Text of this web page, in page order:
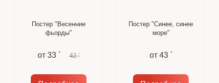
Постер "Весенние
фьорды"
от 33 ` 42 `
Постер "Синее, синее
море"
от 43 `